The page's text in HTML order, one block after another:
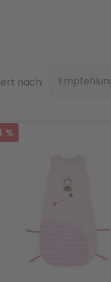
nach: Top
%